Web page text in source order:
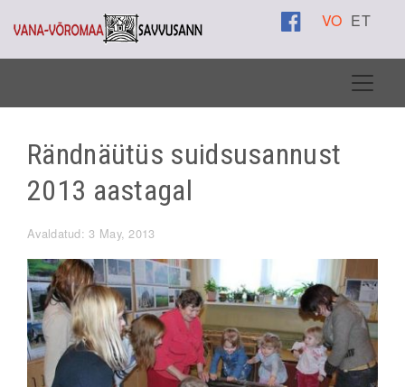
VO ET
Rändnäütüs suidsusannust
2013 aastagal
Avaldatud: 3 May, 2013